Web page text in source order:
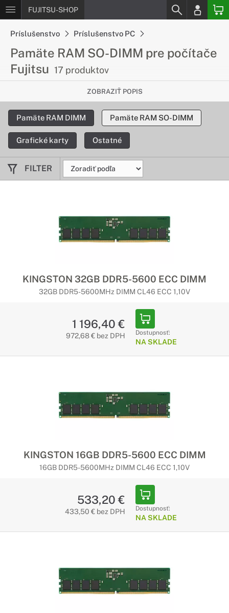
FUJITSU-SHOP
Príslušenstvo Príslušenstvo PC
Pamäte RAM SO-DIMM pre počítače
Fujitsu 17 produktov
Väčšie možnosti pre počítače malých
rozmerov
Kompaktné telo nemusí nutne znamenať slabý výkon. Aj pre
kompaktné počítače je tu možnosť rozšírenia RAM, vďaka
ktorej zvládnu omnoho viac úloh ako doteraz.
ZOBRAZIŤ POPIS
Pamäte RAM DIMM Pamäte RAM SO-DIMM
Grafické karty Ostatné
FILTER
KINGSTON 32GB DDR5-5600 ECC DIMM
32GB DDR5-5600MHz DIMM CL46 ECC 1,10V
1 196,40 €
972,68 € bez DPH Dostupnosť:
NA SKLADE
KINGSTON 16GB DDR5-5600 ECC DIMM
16GB DDR5-5600MHz DIMM CL46 ECC 1,10V
533,20 €
433,50 € bez DPH Dostupnosť:
NA SKLADE